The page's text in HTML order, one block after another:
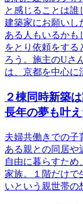
と感じることは誰
建築家にお願いし
ある人もいるかも
をとり依頼をする
ろう。施主のUさ
は、京都を中心
２棟同時新築
長年の夢も叶
夫婦共働きでの子
ある親との同居や
自由に暮らすた
家族。１階だけで
いという親世帯の